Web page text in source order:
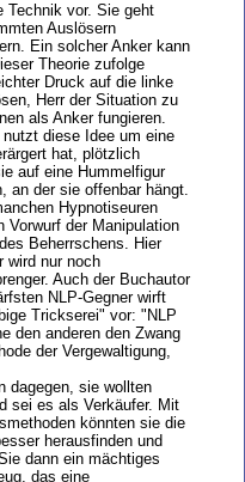
Technik vor. Sie geht
Auslösern
Ein solcher Anker kann
Theorie zufolge
Druck auf die linke
Herr der Situation zu
als Anker fungieren.
diese Idee um eine
hat, plötzlich
auf eine Hummelfigur
an der sie offenbar hängt.
Hypnotiseuren
Vorwurf der Manipulation
Beherrschens. Hier
wird nur noch
Auch der Buchautor
NLP-Gegner wirft
Trickserei" vor: "NLP
den anderen den Zwang
der Vergewaltigung,
dagegen, sie wollten
sei es als Verkäufer. Mit
könnten sie die
herausfinden und
dann ein mächtiges
das eine